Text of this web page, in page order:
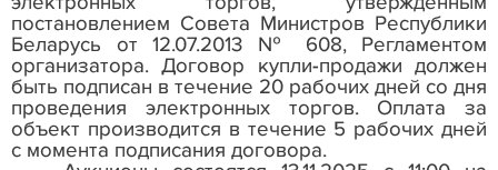
постановлением Совета Министров Республики
Беларусь от 12.07.2013 № 608, Регламентом
организатора. Договор купли-продажи должен
быть подписан в течение 20 рабочих дней со дня
проведения электронных торгов. Оплата за
объект производится в течение 5 рабочих дней
с момента подписания договора.